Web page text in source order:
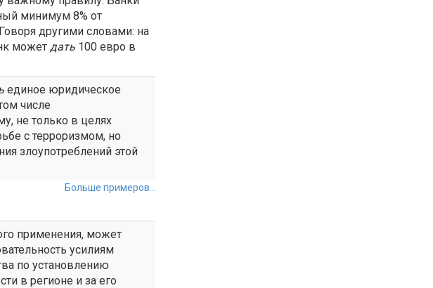
минимум 8% от
другими словами: на
может дать 100 евро в
единое юридическое
числе
не только в целях
с терроризмом, но
злоупотреблений этой
Больше примеров...
применения, может
усилиям
по установлению
в регионе и за его